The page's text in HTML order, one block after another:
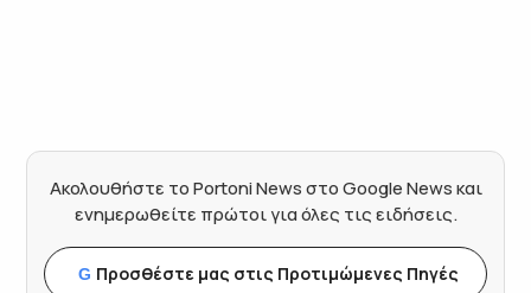
Ακολουθήστε το Portoni News στο Google News και
ενημερωθείτε πρώτοι για όλες τις ειδήσεις.
G Προσθέστε μας στις Προτιμώμενες Πηγές